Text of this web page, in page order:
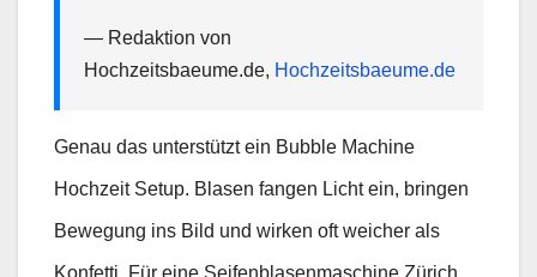
— Redaktion von
Hochzeitsbaeume.de, Hochzeitsbaeume.de
Genau das unterstützt ein Bubble Machine
Hochzeit Setup. Blasen fangen Licht ein, bringen
Bewegung ins Bild und wirken oft weicher als